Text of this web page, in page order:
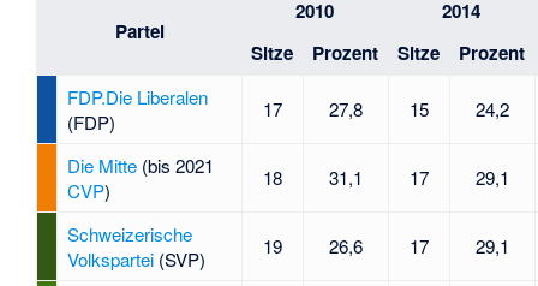
Partei
2010
2014
Sitze
Prozent Sitze Prozent
FDP.Die Liberalen
(FDP)
17 27,8 15 24,2
Die Mitte(bis 2021
CVP)
18 31,1 17 29,1
Schweizerische
Volkspartei(SVP)
19 26,6 17 29,1